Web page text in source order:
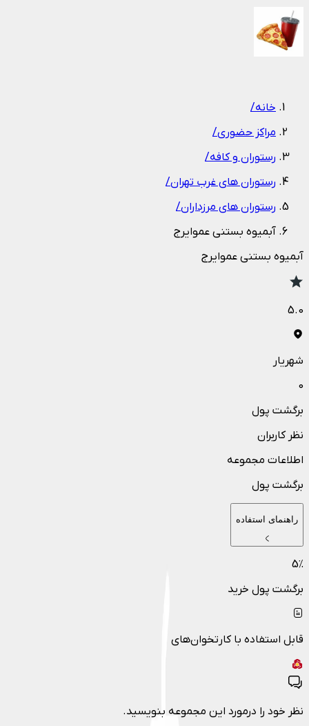
خانه/
مراکز حضوری/
رستوران و کافه/
رستوران های غرب تهران/
رستوران های مرزداران/
آبمیوه بستنی عموایرج
آبمیوه بستنی عموایرج
5.0
شهریار
0
برگشت پول
نظر کاربران
اطلاعات مجموعه
برگشت پول
راهنمای استفاده
5٪
برگشت پول خرید
قابل استفاده با کارتخوان‌های
نظر خود را درمورد این مجموعه بنویسید.